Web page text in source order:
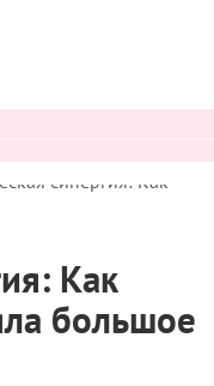
ВСЕ ПОДКАСТЫ
синергия: Как
Как
большое